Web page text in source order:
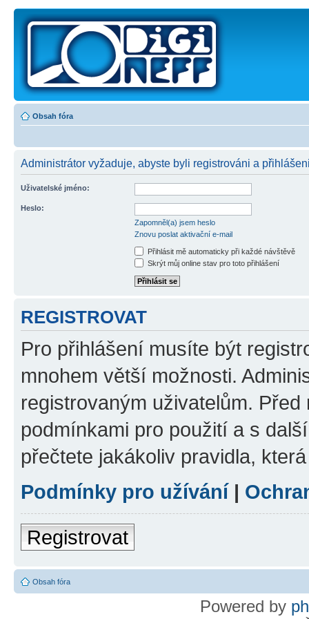
Obsah fóra
Administrátor vyžaduje, abyste byli registrováni a
Uživatelské jméno:
Heslo:
Zapomněl(a) jsem heslo
Znovu poslat aktivační e-mail
Přihlásit mě automaticky při každé návštěvě
Skrýt můj online stav pro toto přihlášení
REGISTROVAT
Pro přihlášení musíte být
mnohem větší možnosti.
registrovaným uživatelům.
podmínkami pro použití a s
přečtete jakákoliv pravidla,
Podmínky pro užívání|
Registrovat
Obsah fóra
Powered by